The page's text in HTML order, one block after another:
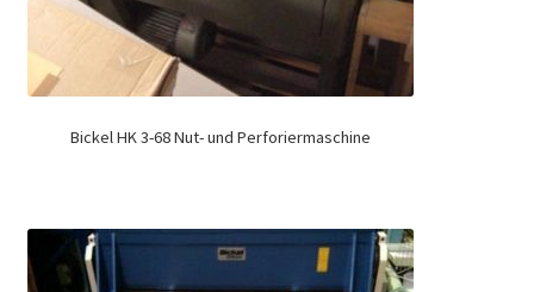
Bickel HK 3-68 Nut- und Perforiermaschine